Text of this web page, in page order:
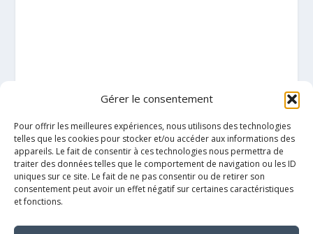
Gérer le consentement
Pour offrir les meilleures expériences, nous utilisons des technologies
telles que les cookies pour stocker et/ou accéder aux informations des
appareils. Le fait de consentir à ces technologies nous permettra de
traiter des données telles que le comportement de navigation ou les ID
uniques sur ce site. Le fait de ne pas consentir ou de retirer son
consentement peut avoir un effet négatif sur certaines caractéristiques
et fonctions.